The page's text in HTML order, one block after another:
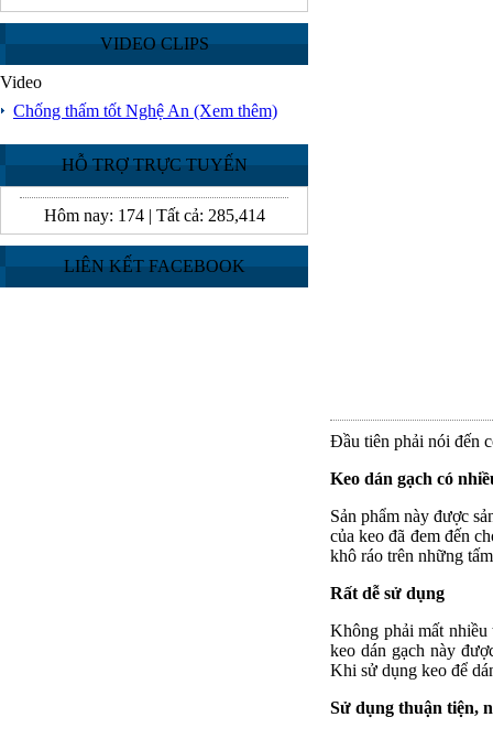
VIDEO CLIPS
Video
Chống thấm tốt Nghệ An (Xem thêm)
HỖ TRỢ TRỰC TUYẾN
Hôm nay: 174| Tất cả: 285,414
LIÊN KẾT FACEBOOK
Đầu tiên phải nói đến
Keo dán gạch có
Sản phẩm này được
của keo đã đem đến
khô ráo trên những
Rất dễ sử dụng
Không phải mất
keo dán gạch này
Khi sử dụng keo để
Sử dụng thuận tiện,